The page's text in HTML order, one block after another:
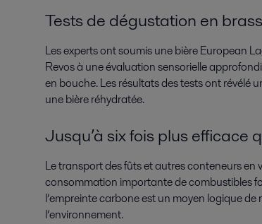
Tests de dégustation en
Les experts ont soumis une bière European
Revos à une évaluation sensorielle
en bouche. Les résultats des tests ont révélé
une bière réhydratée.
Jusqu’à six fois plus efficace
Le transport des fûts et autres conteneurs en
consommation importante de combustibles
l’empreinte carbone est un moyen logique
l’environnement.